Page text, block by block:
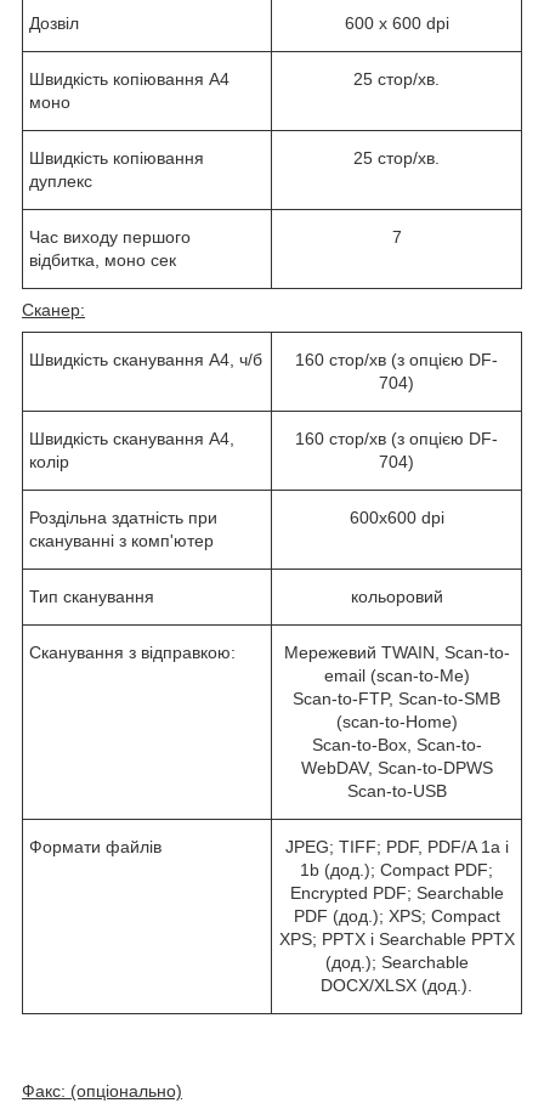
Дозвіл 600 x 600 dpi
Швидкість копіювання А4
моно
25 стор/хв.
Швидкість копіювання
дуплекс
25 стор/хв.
Час виходу першого
відбитка, моно сек
7
Сканер:
Швидкість сканування А4, ч/б 160 стор/хв (з опцією DF-
704)
Швидкість сканування А4,
колір
160 стор/хв (з опцією DF-
704)
Роздільна здатність при
скануванні з комп'ютер
600x600 dpi
Тип сканування кольоровий
Сканування з відправкою:
Мережевий TWAIN, Scan-to-
email (scan-to-Me)
Scan-to-FTP, Scan-to-SMB
(scan-to-Home)
Scan-to-Box, Scan-to-
WebDAV, Scan-to-DPWS
Scan-to-USB
Формати файлів
JPEG; TIFF; PDF, PDF/A 1a і
1b (дод.); Compact PDF;
Encrypted PDF; Searchable
PDF (дод.); XPS; Compact
XPS; PPTX і Searchable PPTX
(дод.); Searchable
DOCX/XLSX (дод.).
Факс: (опціонально)